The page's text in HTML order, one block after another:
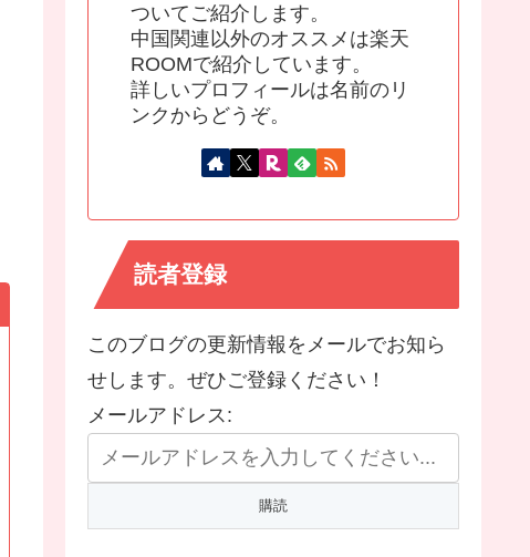
ついてご紹介します。
中国関連以外のオススメは楽天
ROOMで紹介しています。
詳しいプロフィールは名前のリ
ンクからどうぞ。
読者登録
このブログの更新情報をメールでお知ら
せします。ぜひご登録ください！
メールアドレス: